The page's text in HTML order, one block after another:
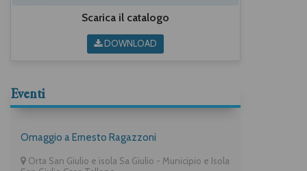
Scarica il catalogo
DOWNLOAD
Eventi
Omaggio a Ernesto Ragazzoni
Orta San Giulio e isola Sa Giulio - Municipio e Isola